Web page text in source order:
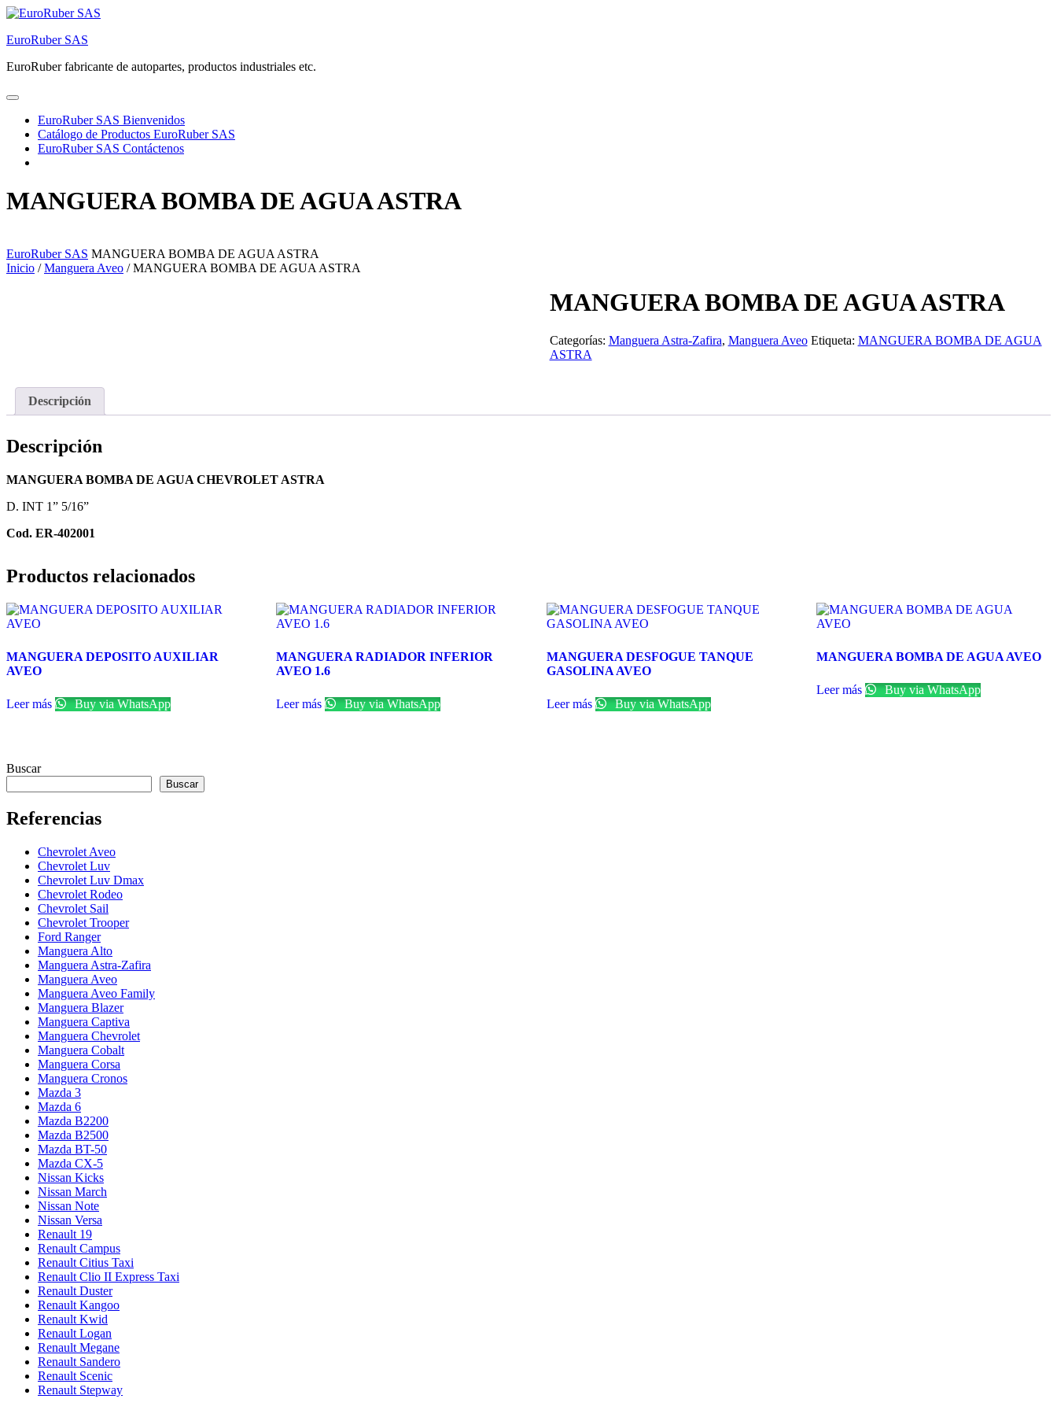
EuroRuber SAS
EuroRuber fabricante de autopartes, productos industriales etc.
EuroRuber SAS Bienvenidos
Catálogo de Productos EuroRuber SAS
EuroRuber SAS Contáctenos
MANGUERA BOMBA DE AGUA ASTRA
EuroRuber SAS MANGUERA BOMBA DE AGUA ASTRA
Inicio /Manguera Aveo / MANGUERA BOMBA DE AGUA ASTRA
MANGUERA BOMBA DE AGUA ASTRA
Categorías: Manguera Astra-Zafira, Manguera Aveo Etiqueta: MANGUERA BOMBA DE AGUA
ASTRA
Descripción
Descripción
MANGUERA BOMBA DE AGUA CHEVROLET ASTRA
D. INT 1” 5/16”
Cod. ER-402001
Productos relacionados
MANGUERA DEPOSITO AUXILIAR
AVEO
Leer más Buy via WhatsApp
MANGUERA RADIADOR INFERIOR
AVEO 1.6
Leer más Buy via WhatsApp
MANGUERA DESFOGUE TANQUE
GASOLINA AVEO
Leer más Buy via WhatsApp
MANGUERA BOMBA DE AGUA AVEO
Leer más Buy via WhatsApp
Buscar
Buscar
Referencias
Chevrolet Aveo
Chevrolet Luv
Chevrolet Luv Dmax
Chevrolet Rodeo
Chevrolet Sail
Chevrolet Trooper
Ford Ranger
Manguera Alto
Manguera Astra-Zafira
Manguera Aveo
Manguera Aveo Family
Manguera Blazer
Manguera Captiva
Manguera Chevrolet
Manguera Cobalt
Manguera Corsa
Manguera Cronos
Mazda 3
Mazda 6
Mazda B2200
Mazda B2500
Mazda BT-50
Mazda CX-5
Nissan Kicks
Nissan March
Nissan Note
Nissan Versa
Renault 19
Renault Campus
Renault Citius Taxi
Renault Clio II Express Taxi
Renault Duster
Renault Kangoo
Renault Kwid
Renault Logan
Renault Megane
Renault Sandero
Renault Scenic
Renault Stepway